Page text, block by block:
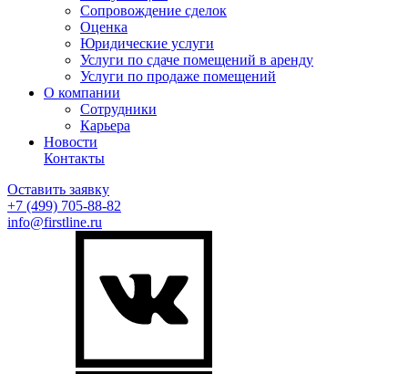
Сопровождение сделок
Оценка
Юридические услуги
Услуги по сдаче помещений в аренду
Услуги по продаже помещений
О компании
Сотрудники
Карьера
Новости
Контакты
Оставить заявку
+7 (499) 705-88-82
info@firstline.ru